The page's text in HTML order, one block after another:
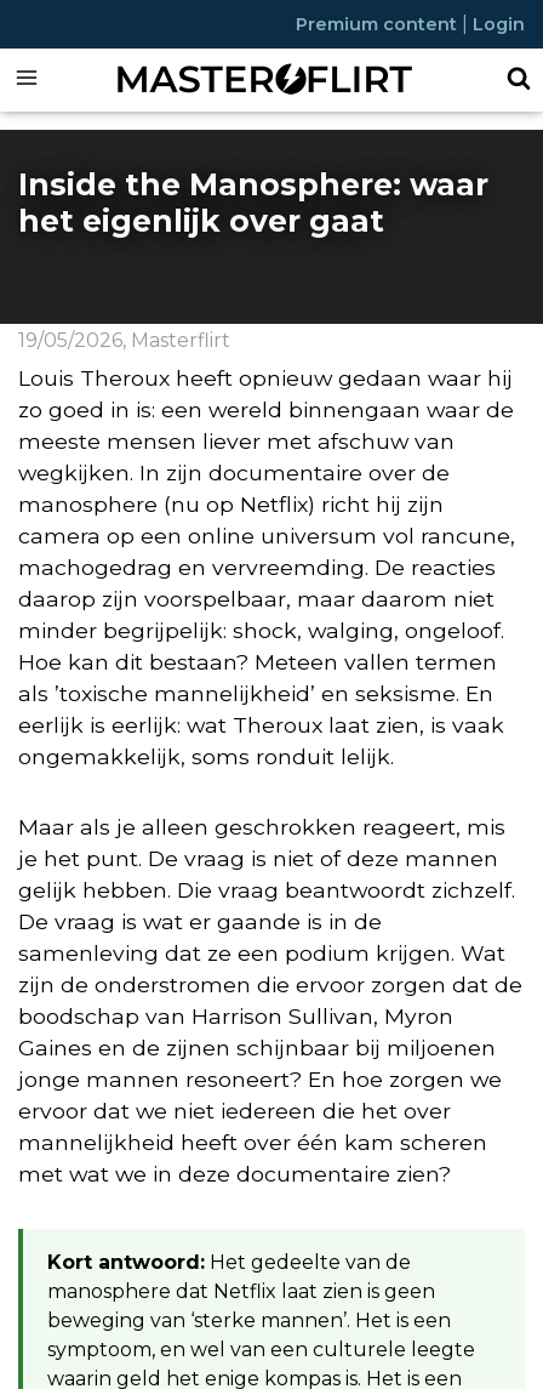
Premium content Login
Inside the Manosphere: waar
het eigenlijk over gaat
19/05/2026, Masterflirt
Louis Theroux heeft opnieuw gedaan waar hij
zo goed in is: een wereld binnengaan waar de
meeste mensen liever met afschuw van
wegkijken. In zijn documentaire over de
manosphere (nu op Netflix) richt hij zijn
camera op een online universum vol rancune,
machogedrag en vervreemding. De reacties
daarop zijn voorspelbaar, maar daarom niet
minder begrijpelijk: shock, walging, ongeloof.
Hoe kan dit bestaan? Meteen vallen termen
als ’toxische mannelijkheid’ en seksisme. En
eerlijk is eerlijk: wat Theroux laat zien, is vaak
ongemakkelijk, soms ronduit lelijk.
Maar als je alleen geschrokken reageert, mis
je het punt. De vraag is niet of deze mannen
gelijk hebben. Die vraag beantwoordt zichzelf.
De vraag is wat er gaande is in de
samenleving dat ze een podium krijgen. Wat
zijn de onderstromen die ervoor zorgen dat de
boodschap van Harrison Sullivan, Myron
Gaines en de zijnen schijnbaar bij miljoenen
jonge mannen resoneert? En hoe zorgen we
ervoor dat we niet iedereen die het over
mannelijkheid heeft over één kam scheren
met wat we in deze documentaire zien?
Kort antwoord: Het gedeelte van de
manosphere dat Netflix laat zien is geen
beweging van ‘sterke mannen’. Het is een
symptoom, en wel van een culturele leegte
waarin geld het enige kompas is. Het is een